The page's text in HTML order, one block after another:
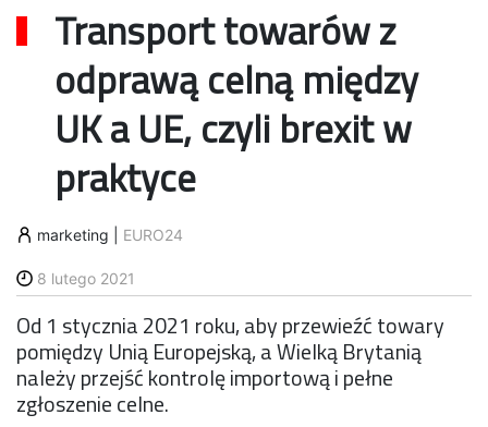
Transport towarów z
odprawą celną między
UK a UE, czyli brexit w
praktyce
marketing EURO24
8 lutego 2021
Od 1 stycznia 2021 roku, aby przewieźć towary
pomiędzy Unią Europejską, a Wielką Brytanią
należy przejść kontrolę importową i pełne
zgłoszenie celne.